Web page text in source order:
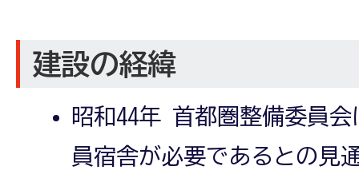
建設の経緯
昭和44年 首都圏整備委員
員宿舎が必要であるとの見